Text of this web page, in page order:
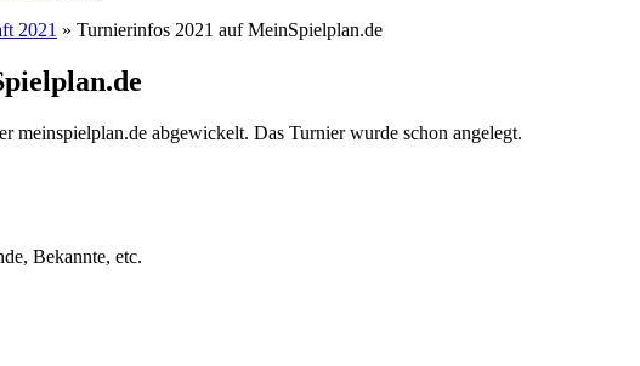
2021 » Turnierinfos 2021 auf MeinSpielplan.de
meinspielplan.de abgewickelt. Das Turnier wurde schon angelegt.
Bekannte, etc.